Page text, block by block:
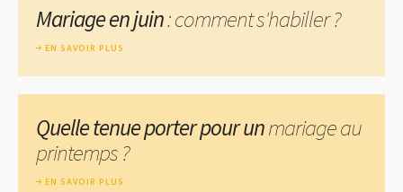
Mariage en juin: comment s'habiller ?
EN SAVOIR PLUS
Quelle tenue porter pour unmariage au
printemps ?
EN SAVOIR PLUS